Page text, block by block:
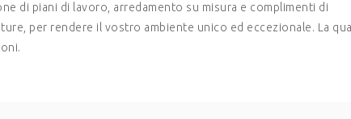
di piani di lavoro, arredamento su misura e complimenti di
per rendere il vostro ambiente unico ed eccezionale. La